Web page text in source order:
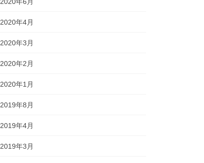
2020年4月
2020年3月
2020年2月
2020年1月
2019年8月
2019年4月
2019年3月